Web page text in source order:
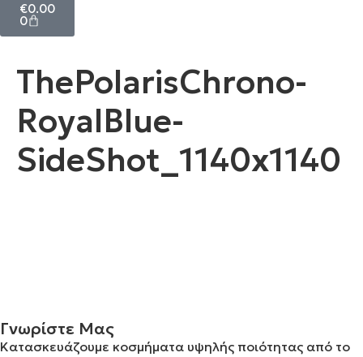
€0.00
0
ThePolarisChrono-
RoyalBlue-
SideShot_1140x1140
Γνωρίστε Μας
Κατασκευάζουμε κοσμήματα υψηλής ποιότητας από το